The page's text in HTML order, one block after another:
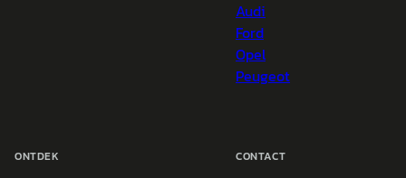
Audi
Ford
Opel
Peugeot
ONTDEK CONTACT